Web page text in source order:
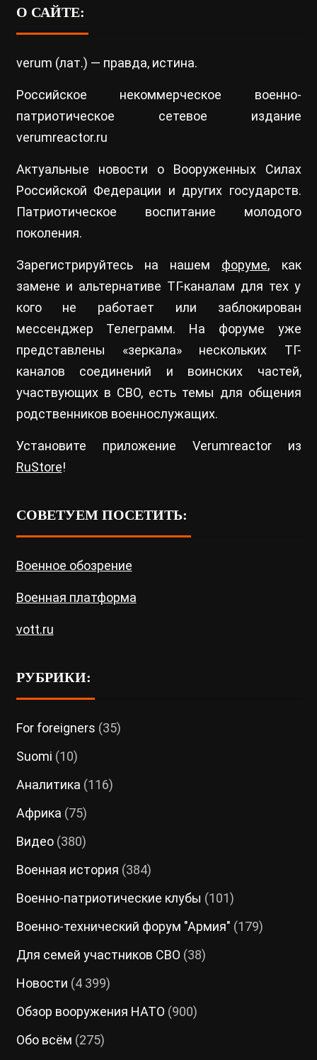
О САЙТЕ:
verum (лат.) — правда, истина.
Российское некоммерческое военно-
патриотическое сетевое издание
verumreactor.ru
Актуальные новости о Вооруженных Силах
Российской Федерации и других государств.
Патриотическое воспитание молодого
поколения.
Зарегистрируйтесь на нашем форуме, как
замене и альтернативе ТГ-каналам для тех у
кого не работает или заблокирован
мессенджер Телеграмм. На форуме уже
представлены «зеркала» нескольких ТГ-
каналов соединений и воинских частей,
участвующих в СВО, есть темы для общения
родственников военнослужащих.
Установите приложение Verumreactor из
RuStore!
СОВЕТУЕМ ПОСЕТИТЬ:
Военное обозрение
Военная платформа
vott.ru
РУБРИКИ:
For foreigners (35)
Suomi (10)
Аналитика (116)
Африка (75)
Видео(380)
Военная история (384)
Военно-патриотические клубы (101)
Военно-технический форум "Армия" (179)
Для семей участников СВО (38)
Новости (4 399)
Обзор вооружения НАТО (900)
Обо всём (275)